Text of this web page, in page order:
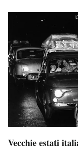
Vecchie estati